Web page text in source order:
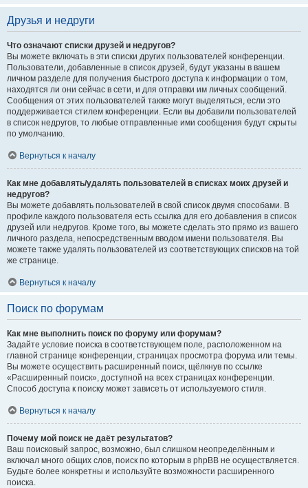
Друзья и недруги
Что означают списки друзей и недругов?
Вы можете включать в эти списки других пользователей конференции.
Пользователи, добавленные в список друзей, будут указаны в вашем
личном разделе для получения быстрого доступа к информации о том,
находятся ли они сейчас в сети, и для отправки им личных сообщений.
Сообщения от этих пользователей также могут выделяться, если это
поддерживается стилем конференции. Если вы добавили пользователей
в список недругов, то любые отправленные ими сообщения будут скрыты
по умолчанию.
Вернуться к началу
Как мне добавлять/удалять пользователей в списках моих друзей и
недругов?
Вы можете добавлять пользователей в свой список двумя способами. В
профиле каждого пользователя есть ссылка для его добавления в список
друзей или недругов. Кроме того, вы можете сделать это прямо из вашего
личного раздела, непосредственным вводом имени пользователя. Вы
можете также удалять пользователей из соответствующих списков на той
же странице.
Вернуться к началу
Поиск по форумам
Как мне выполнить поиск по форуму или форумам?
Задайте условие поиска в соответствующем поле, расположенном на
главной странице конференции, страницах просмотра форума или темы.
Вы можете осуществить расширенный поиск, щёлкнув по ссылке
«Расширенный поиск», доступной на всех страницах конференции.
Способ доступа к поиску может зависеть от используемого стиля.
Вернуться к началу
Почему мой поиск не даёт результатов?
Ваш поисковый запрос, возможно, был слишком неопределённым и
включал много общих слов, поиск по которым в phpBB не осуществляется.
Будьте более конкретны и используйте возможности расширенного
поиска.